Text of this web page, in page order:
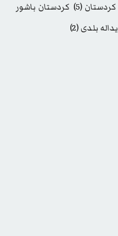
کردستان (5)
کردستان باشور
یداله بلدی(2)